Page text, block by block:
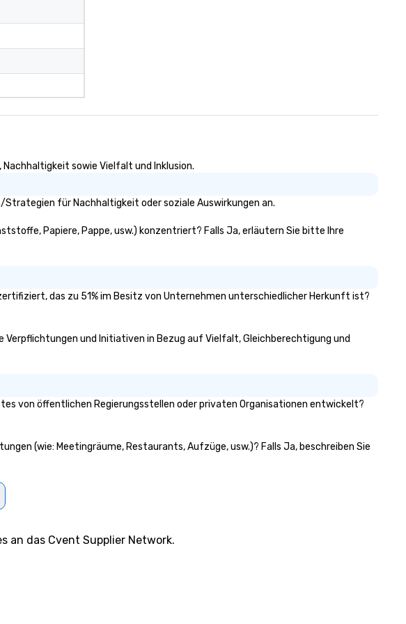
a
sowie Vielfalt und Inklusion.
für Nachhaltigkeit oder soziale Auswirkungen an.
Papiere, Pappe, usw.) konzentriert? Falls Ja, erläutern Sie bitte Ihre
das zu 51% im Besitz von Unternehmen unterschiedlicher Herkunft ist?
und Initiativen in Bezug auf Vielfalt, Gleichberechtigung und
von öffentlichen Regierungsstellen oder privaten Organisationen entwickelt?
(wie: Meetingräume, Restaurants, Aufzüge, usw.)? Falls Ja, beschreiben Sie
an das Cvent Supplier Network.